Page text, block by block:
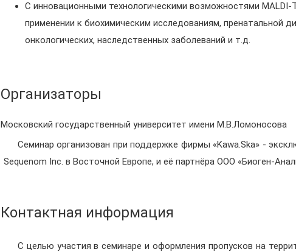
С инновационными технологическими возможностями MALDI-
применении к биохимическим исследованиям, пренатальной
онкологических, наследственных заболеваний и т.д.
Организаторы
Московский государственный университет имени М.В.Ломоносова
Семинар организован при поддержке фирмы «Kawa.Ska» -
Sequenom Inc. в Восточной Европе, и её партнёра ООО «Биоген-
Контактная информация
С целью участия в семинаре и оформления пропусков на